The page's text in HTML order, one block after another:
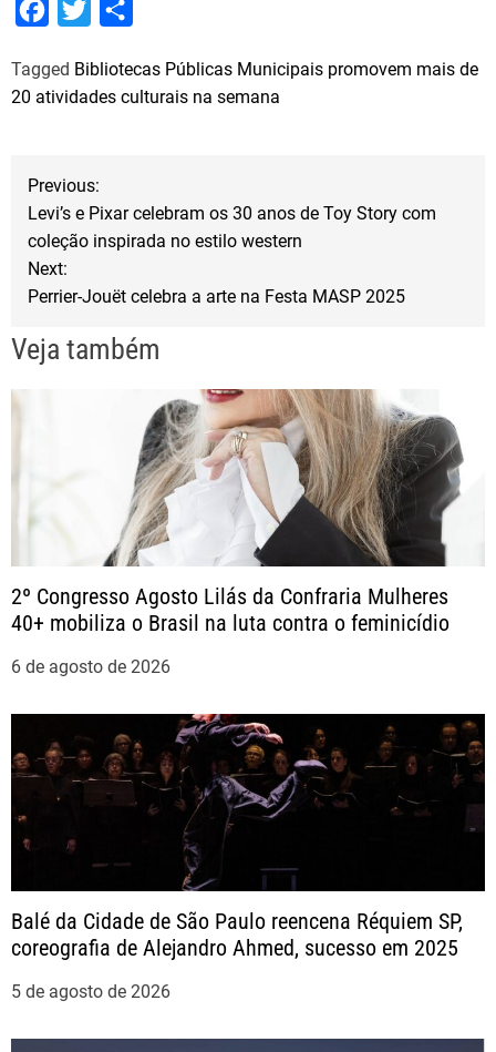
c
e
o
k
i
t
r
a
r
Tagged Bibliotecas Públicas Municipais promovem mais de
20 atividades culturais na semana
N
e
g
o
d
e
P
o
t
Previous:
Levi’s e Pixar celebram os 30 anos de Toy Story com
coleção inspirada no estilo western
Next:
Perrier-Jouët celebra a arte na Festa MASP 2025
Veja também
2º Congresso Agosto Lilás da Confraria Mulheres
40+ mobiliza o Brasil na luta contra o feminicídio
6 de agosto de 2026
Balé da Cidade de São Paulo reencena Réquiem SP,
coreografia de Alejandro Ahmed, sucesso em 2025
5 de agosto de 2026